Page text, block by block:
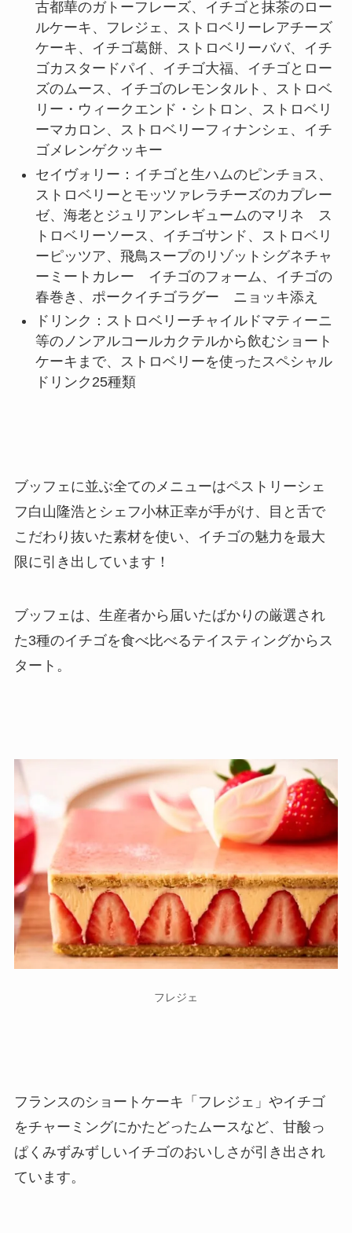
古都華のガトーフレーズ、イチゴと抹茶のロー
ルケーキ、フレジェ、ストロベリーレアチーズ
ケーキ、イチゴ葛餅、ストロベリーババ、イチ
ゴカスタードパイ、イチゴ大福、イチゴとロー
ズのムース、イチゴのレモンタルト、ストロベ
リー・ウィークエンド・シトロン、ストロベリ
ーマカロン、ストロベリーフィナンシェ、イチ
ゴメレンゲクッキー
セイヴォリー：イチゴと生ハムのピンチョス、
ストロベリーとモッツァレラチーズのカプレー
ゼ、海老とジュリアンレギュームのマリネ ス
トロベリーソース、イチゴサンド、ストロベリ
ーピッツア、飛鳥スープのリゾットシグネチャ
ーミートカレー イチゴのフォーム、イチゴの
春巻き、ポークイチゴラグー ニョッキ添え
ドリンク：ストロベリーチャイルドマティーニ
等のノンアルコールカクテルから飲むショート
ケーキまで、ストロベリーを使ったスペシャル
ドリンク25種類
ブッフェに並ぶ全てのメニューはペストリーシェ
フ白山隆浩とシェフ小林正幸が手がけ、目と舌で
こだわり抜いた素材を使い、イチゴの魅力を最大
限に引き出しています！
ブッフェは、生産者から届いたばかりの厳選され
た3種のイチゴを食べ比べるテイスティングからス
タート。
フレジェ
フランスのショートケーキ「フレジェ」やイチゴ
をチャーミングにかたどったムースなど、甘酸っ
ぱくみずみずしいイチゴのおいしさが引き出され
ています。